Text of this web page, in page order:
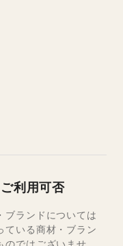
利用可否
ブランドについては
ている商材・ブラン
のではございませ